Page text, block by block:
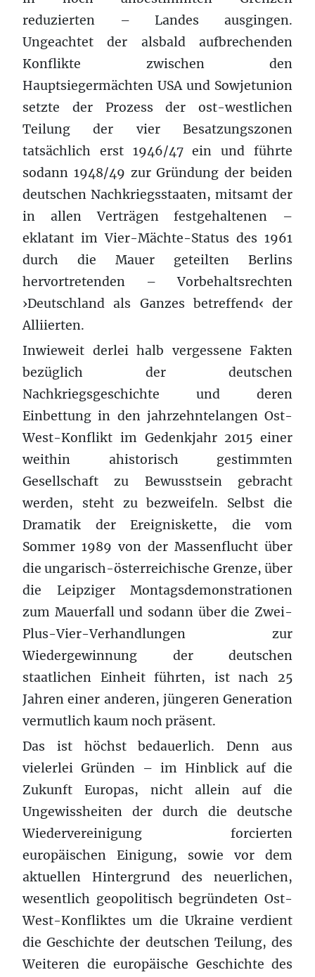
reduzierten – Landes ausgingen.
Ungeachtet der alsbald aufbrechenden
Konflikte zwischen den
Hauptsiegermächten USA und Sowjetunion
setzte der Prozess der ost-westlichen
Teilung der vier Besatzungszonen
tatsächlich erst 1946/47 ein und führte
sodann 1948/49 zur Gründung der beiden
deutschen Nachkriegsstaaten, mitsamt der
in allen Verträgen festgehaltenen –
eklatant im Vier-Mächte-Status des 1961
durch die Mauer geteilten Berlins
hervortretenden – Vorbehaltsrechten
›Deutschland als Ganzes betreffend‹ der
Alliierten.
Inwieweit derlei halb vergessene Fakten
bezüglich der deutschen
Nachkriegsgeschichte und deren
Einbettung in den jahrzehntelangen Ost-
West-Konflikt im Gedenkjahr 2015 einer
weithin ahistorisch gestimmten
Gesellschaft zu Bewusstsein gebracht
werden, steht zu bezweifeln. Selbst die
Dramatik der Ereigniskette, die vom
Sommer 1989 von der Massenflucht über
die ungarisch-österreichische Grenze, über
die Leipziger Montagsdemonstrationen
zum Mauerfall und sodann über die Zwei-
Plus-Vier-Verhandlungen zur
Wiedergewinnung der deutschen
staatlichen Einheit führten, ist nach 25
Jahren einer anderen, jüngeren Generation
vermutlich kaum noch präsent.
Das ist höchst bedauerlich. Denn aus
vielerlei Gründen – im Hinblick auf die
Zukunft Europas, nicht allein auf die
Ungewissheiten der durch die deutsche
Wiedervereinigung forcierten
europäischen Einigung, sowie vor dem
aktuellen Hintergrund des neuerlichen,
wesentlich geopolitisch begründeten Ost-
West-Konfliktes um die Ukraine verdient
die Geschichte der deutschen Teilung, des
Weiteren die europäische Geschichte des